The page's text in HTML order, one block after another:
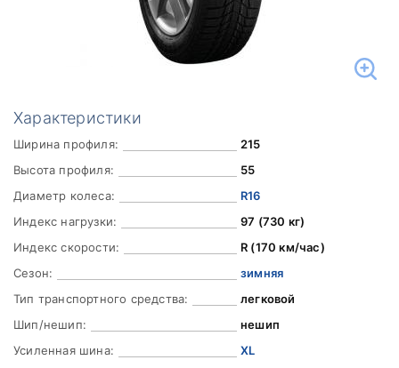
Характеристики
Ширина профиля:
215
Высота профиля:
55
Диаметр колеса:
R16
Индекс нагрузки:
97 (730 кг)
Индекс скорости:
R (170 км/час)
Сезон:
зимняя
Тип транспортного средства:
легковой
Шип/нешип:
нешип
Усиленная шина:
XL